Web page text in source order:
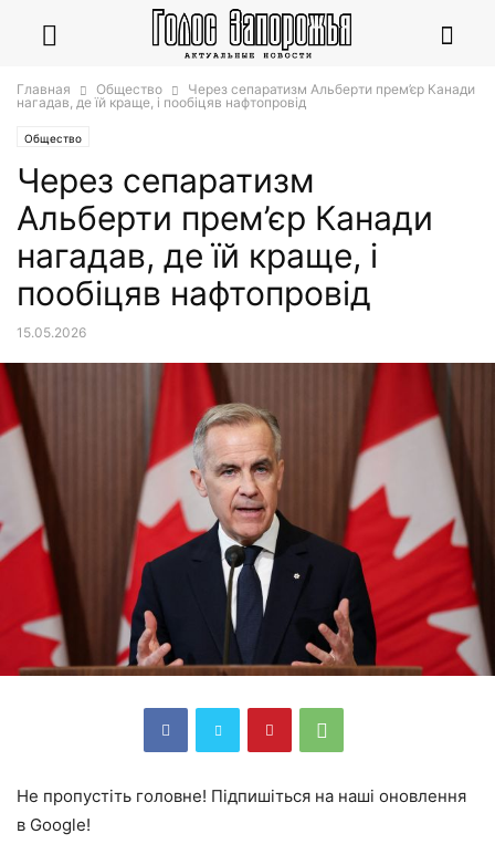
Главная Общество
Через сепаратизм Альберти прем’єр Канади
нагадав, де їй краще, і пообіцяв нафтопровід
Общество
Через сепаратизм
Альберти прем’єр Канади
нагадав, де їй краще, і
пообіцяв нафтопровід
15.05.2026
Не пропустіть головне! Підпишіться на наші оновлення
в Google!